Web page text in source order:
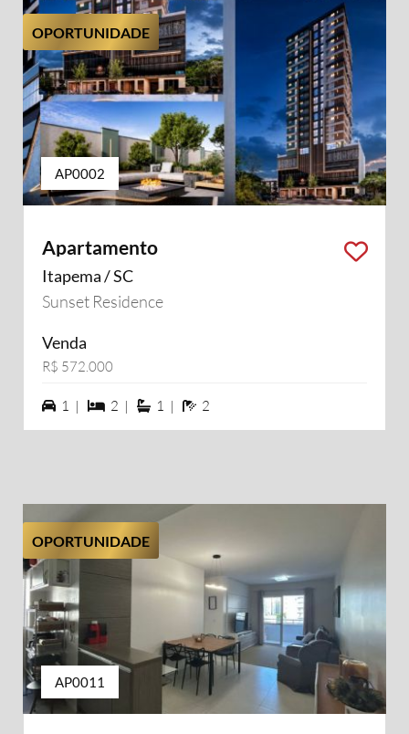
OPORTUNIDADE
AP0002
Apartamento
Itapema / SC
Sunset Residence
Venda
R$ 572.000
1 vagas na garagem
1 | 2 dormiórios
2 | 1 suítes
1 | 2 banheiros
2
OPORTUNIDADE
AP0011